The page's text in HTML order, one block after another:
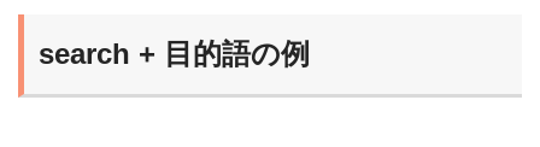
search + 目的語の例